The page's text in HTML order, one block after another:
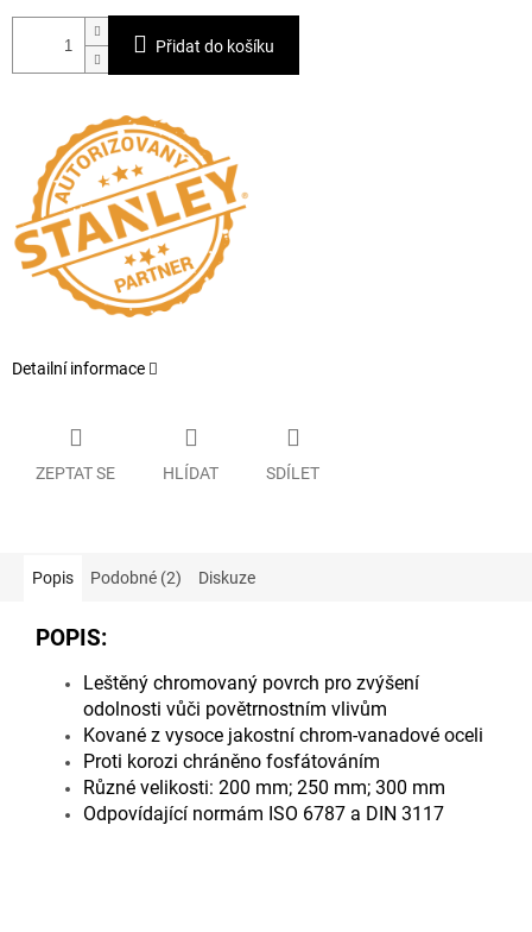
Přidat do košíku
Detailní informace
ZEPTAT SE HLÍDAT SDÍLET
Popis Podobné (2) Diskuze
POPIS:
Leštěný chromovaný povrch pro zvýšení
odolnosti vůči povětrnostním vlivům
Kované z vysoce jakostní chrom-vanadové oceli
Proti korozi chráněno fosfátováním
Různé velikosti: 200 mm; 250 mm; 300 mm
Odpovídající normám ISO 6787 a DIN 3117